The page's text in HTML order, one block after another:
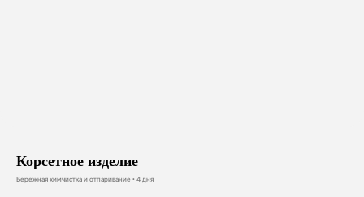
Корсетное изделие
Бережная химчистка и отпаривание • 4 дня